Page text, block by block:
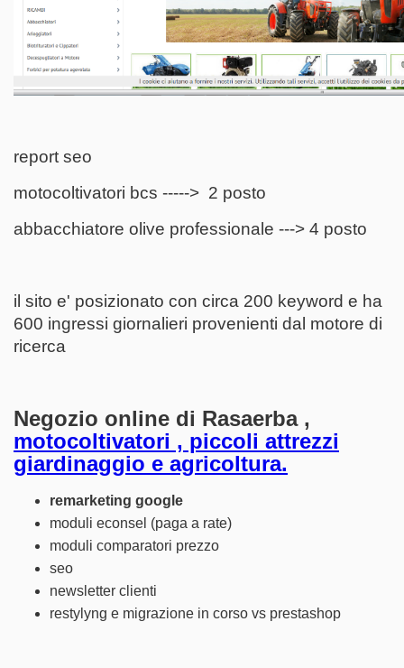
report seo
motocoltivatori bcs -----> 2 posto
abbacchiatore olive professionale ---> 4 posto
il sito e' posizionato con circa 200 keyword e ha
600 ingressi giornalieri provenienti dal motore di
ricerca
Negozio online di Rasaerba ,
motocoltivatori , piccoli attrezzi
giardinaggio e agricoltura.
remarketing google
moduli econsel (paga a rate)
moduli comparatori prezzo
seo
newsletter clienti
restylyng e migrazione in corso vs prestashop